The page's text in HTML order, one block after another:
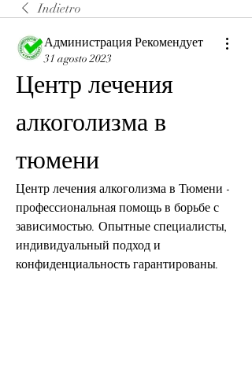
Indietro
Администрация Рекомендует
31 agosto 2023
Центр лечения
алкоголизма в
тюмени
Центр лечения алкоголизма в Тюмени -
профессиональная помощь в борьбе с
зависимостью. Опытные специалисты,
индивидуальный подход и
конфиденциальность гарантированы.